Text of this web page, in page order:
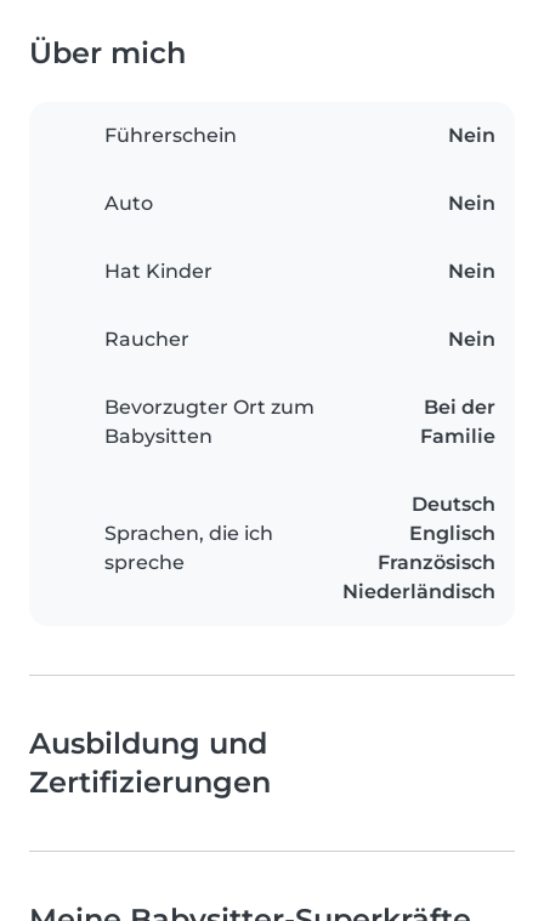
Über mich
Führerschein Nein
Auto Nein
Hat Kinder Nein
Raucher Nein
Bevorzugter Ort zum
Babysitten
Bei der
Familie
Sprachen, die ich
spreche
Deutsch
Englisch
Französisch
Niederländisch
Ausbildung und
Zertifizierungen